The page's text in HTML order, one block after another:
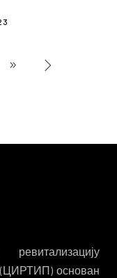
(ЦИРТИП) основан